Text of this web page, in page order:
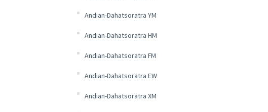
Andian-Dahatsoratra YM
Andian-Dahatsoratra HM
Andian-Dahatsoratra FM
Andian-Dahatsoratra EW
Andian-Dahatsoratra XM